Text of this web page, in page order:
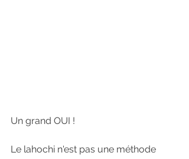
Un grand OUI !
Le lahochi n'est pas une méthode